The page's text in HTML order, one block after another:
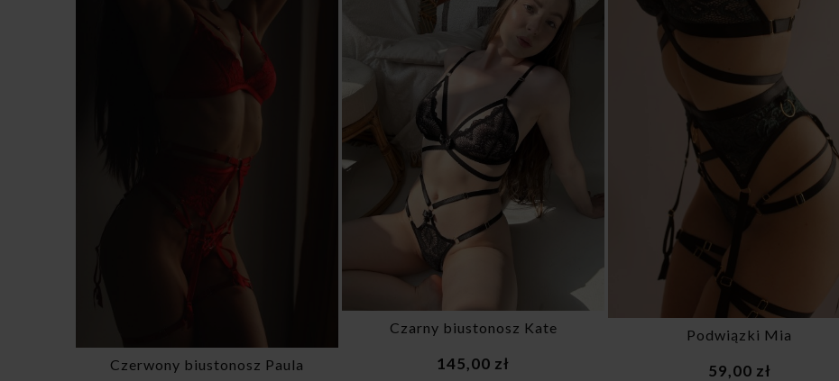
Czerwony biustonosz Paula
Czarny biustonosz Kate
145,00 zł
Podwiązki Mia
59,00 zł